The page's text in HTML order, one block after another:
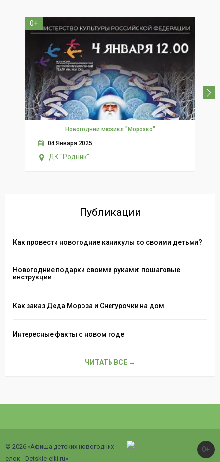
0+
Новогодний мюзикл "Морозко"
04 Января 2025
ДК "Родник"
Публикации
Как провести новогодние каникулы со своими детьми?
Новогодние подарки своими руками: пошаговые
инструкции
Как заказ Деда Мороза и Снегурочки на дом
Интересные факты о новом годе
ЧИТАТЬ ВСЕ →
0+
© 2026 «Афиша детских новогодних
елок - Detskie-elki.ru»